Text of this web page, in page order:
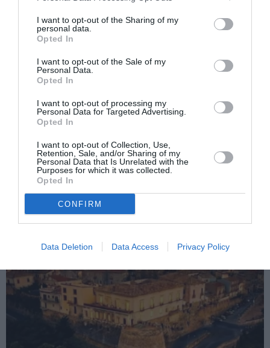
I want to opt-out of the Sharing of my
personal data.
Opted In
I want to opt-out of the Sale of my
Personal Data.
Opted In
I want to opt-out of processing my
Personal Data for Targeted Advertising.
Opted In
I want to opt-out of Collection, Use,
Retention, Sale, and/or Sharing of my
Personal Data that Is Unrelated with the
Purposes for which it was collected.
Opted In
CONFIRM
Data Deletion Data Access Privacy Policy
Articolul anterior
Tragedie la Trevignano, român mort înecat
în lacul Bracciano
Pescara, striptease în fața bisericii: românul
a fost denunțat pentru acte obscene
AȚI PUTEA DORI DE
ASEMENEA